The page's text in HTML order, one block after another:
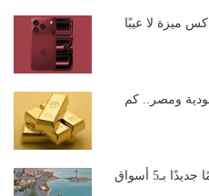
ومصر.. كم
المدينة العالمية بالدمام تدشن موسمًا جديدًا بـ5 أسواق